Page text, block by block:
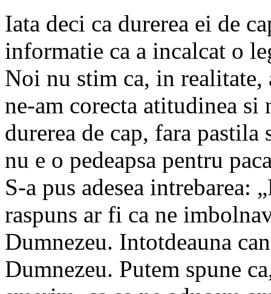
Iata deci ca durerea ei de
informatie ca a incalcat o
Noi nu stim ca, in realitate,
ne-am corecta atitudinea si
durerea de cap, fara
nu e o pedeapsa pentru
S-a pus adesea intrebarea:
raspuns ar fi ca ne
Dumnezeu. Intotdeauna
Dumnezeu. Putem spune